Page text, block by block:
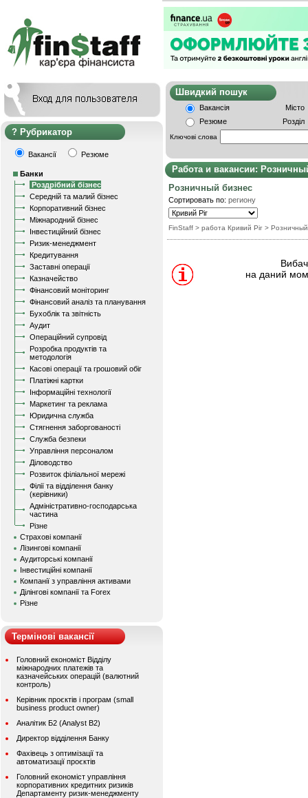
Рубрикатор
Вакансії Резюме
Банки
Роздрібний бізнес
Середній та малий бізнес
Корпоративний бізнес
Міжнародний бізнес
Інвестиційний бізнес
Ризик-менеджмент
Кредитування
Заставні операції
Казначейство
Фінансовий моніторинг
Фінансовий аналіз та планування
Бухоблік та звітність
Аудит
Операційний супровід
Розробка продуктів та
методологія
Касові операції та грошовий обіг
Платіжні картки
Інформаційні технології
Маркетинг та реклама
Юридична служба
Стягнення заборгованості
Служба безпеки
Управління персоналом
Діловодство
Розвиток філіальної мережі
Філії та відділення банку
(керівники)
Адміністративно-господарська
частина
Різне
Страхові компанії
Лізингові компанії
Аудиторські компанії
Інвестиційні компанії
Компанії з управління активами
Ділінгові компанії та Forex
Різне
Термінові вакансії
Головний економіст Відділу
міжнародних платежів та
казначейських операцій (валютний
контроль)
Керівник проєктів і програм (small
business product owner)
Аналітик Б2 (Analyst B2)
Директор відділення Банку
Фахівець з оптимізації та
автоматизації проєктів
Головний економіст управління
корпоративних кредитних ризиків
Департаменту ризик-менеджменту
Швидкий
Вакансія
Місто
Резюме
Розділ
Ключові слова
Работа и вакансии:
Розничный бизнес
Сортировать по: региону
FinStaff > работа Кривий Ріг >
на даний